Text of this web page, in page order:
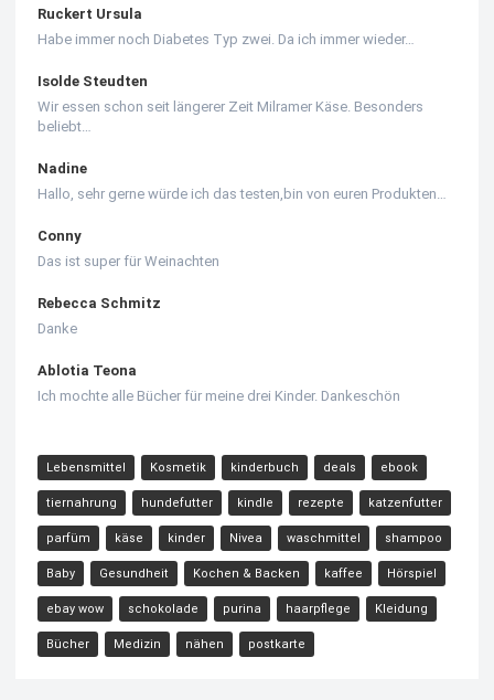
Ruckert Ursula
Habe immer noch Diabetes Typ zwei. Da ich immer wieder…
Isolde Steudten
Wir essen schon seit längerer Zeit Milramer Käse. Besonders
beliebt…
Nadine
Hallo, sehr gerne würde ich das testen,bin von euren Produkten…
Conny
Das ist super für Weinachten
Rebecca Schmitz
Danke
Ablotia Teona
Ich mochte alle Bücher für meine drei Kinder. Dankeschön
Lebensmittel Kosmetik kinderbuch deals ebook
tiernahrung hundefutter kindle rezepte katzenfutter
parfüm käse kinder Nivea waschmittel shampoo
Baby Gesundheit Kochen & Backen kaffee Hörspiel
ebay wow schokolade purina haarpflege Kleidung
Bücher Medizin nähen postkarte